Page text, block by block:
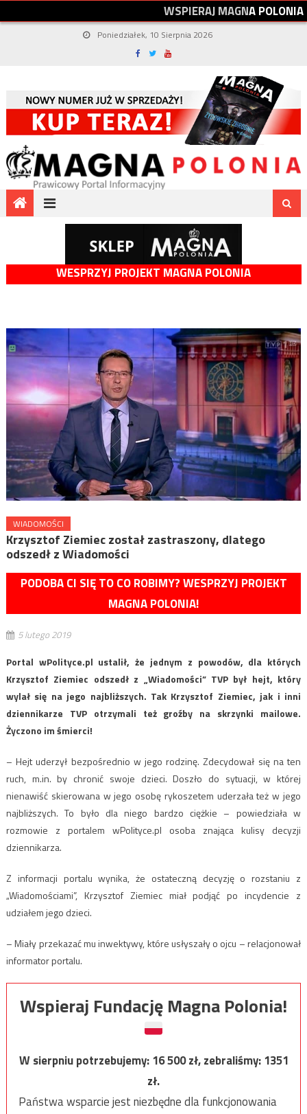
WSPIERAJMAGNAPOLONIA
Poniedziałek, 10 Sierpnia 2026
WESPRZYJ PROJEKT MAGNA POLONIA
WIADOMOŚCI
Krzysztof Ziemiec został zastraszony, dlatego
odszedł z Wiadomości
PODOBA CI SIĘ TO CO ROBIMY? WESPRZYJ PROJEKT
MAGNA POLONIA!
5 lutego 2019
Portal wPolityce.pl ustalił, że jednym z powodów, dla których
Krzysztof Ziemiec odszedł z „Wiadomości” TVP był hejt, który
wylał się na jego najbliższych. Tak Krzysztof Ziemiec, jak i inni
dziennikarze TVP otrzymali też groźby na skrzynki mailowe.
Życzono im śmierci!
– Hejt uderzył bezpośrednio w jego rodzinę. Zdecydował się na ten
ruch, m.in. by chronić swoje dzieci. Doszło do sytuacji, w której
nienawiść skierowana w jego osobę rykoszetem uderzała też w jego
najbliższych. To było dla niego bardzo ciężkie – powiedziała w
rozmowie z portalem wPolityce.pl osoba znająca kulisy decyzji
dziennikarza.
Z informacji portalu wynika, że ostateczną decyzję o rozstaniu z
„Wiadomościami”, Krzysztof Ziemiec miał podjąć po incydencie z
udziałem jego dzieci.
– Miały przekazać mu inwektywy, które usłyszały o ojcu – relacjonował
informator portalu.
Wspieraj Fundację Magna Polonia!
W sierpniu potrzebujemy:16 500zł, zebraliśmy:1351
zł.
Państwa wsparcie jest niezbędne dla funkcjonowania